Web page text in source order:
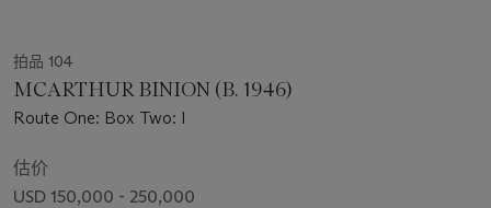
拍品 104
MCARTHUR BINION (B. 1946)
Route One: Box Two: I
估价
USD 150,000 - 250,000